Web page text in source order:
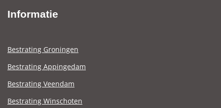
Informatie
Bestrating Groningen
Bestrating Appingedam
Bestrating Veendam
Bestrating Winschoten